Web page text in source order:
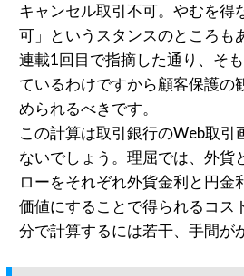
キャンセル取引不可。やむを得
可」というスタンスのところも
連載1回目で指摘した通り、そ
ているわけですから顧客保護の
められるべきです。
この計算は取引銀行のWeb取引
ないでしょう。理屈では、外貨
ローをそれぞれ外貨金利と円金
価値にすることで得られるコス
分で計算するには若干、手間が